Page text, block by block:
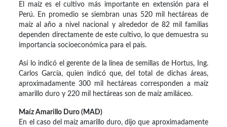
El maíz es el cultivo más importante en extensión para el
Perú. En promedio se siembran unas 520 mil hectáreas de
maíz al año a nivel nacional y alrededor de 82 mil familias
dependen directamente de este cultivo, lo que demuestra su
importancia socioeconómica para el país.
Así lo indicó el gerente de la línea de semillas de Hortus, Ing.
Carlos García, quien indicó que, del total de dichas áreas,
aproximadamente 300 mil hectáreas corresponden a maíz
amarillo duro y 220 mil hectáreas son de maíz amiláceo.
Maíz Amarillo Duro (MAD)
En el caso del maíz amarillo duro, dijo que aproximadamente